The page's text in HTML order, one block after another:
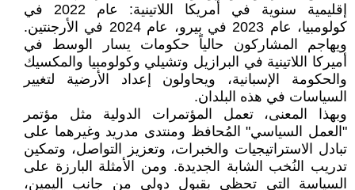
إقليمية سنوية في أمريكا اللاتينية: عام 2022 في
كولومبيا، عام 2023 في بيرو، عام 2024 في الأرجنتين.
ويهاجم المشاركون حالياً حكومات يسار الوسط في
أميركا اللاتينية في البرازيل وتشيلي وكولومبيا والمكسيك
والحكومة الإسبانية، ويحاولون إعداد الأرضية لتغيير
السياسات في هذه البلدان.
وبهذا المعنى، تعمل المؤتمرات الدولية مثل مؤتمر
"العمل السياسي" المُحافظ ومنتدى مدريد وغيرهما على
تبادل الاستراتيجيات والخبرات، وتعزيز التواصل، وتمكين
تدريب النُخب الشابة الجديدة. ومن الأمثلة البارزة على
السياسة التي تحظى بقبول دولي من جانب اليمين،